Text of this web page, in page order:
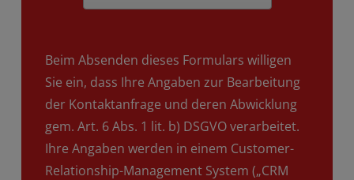
Beim Absenden dieses Formulars willigen
Sie ein, dass Ihre Angaben zur Bearbeitung
der Kontaktanfrage und deren Abwicklung
gem. Art. 6 Abs. 1 lit. b) DSGVO verarbeitet.
Ihre Angaben werden in einem Customer-
Relationship-Management System („CRM